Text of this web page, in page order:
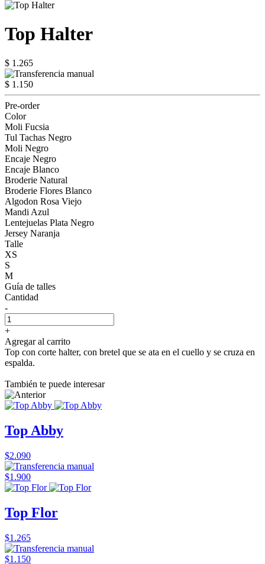
Top Halter
$ 1.265
$ 1.150
Pre-order
Color
Moli Fucsia
Tul Tachas Negro
Moli Negro
Encaje Negro
Encaje Blanco
Broderie Natural
Broderie Flores Blanco
Algodon Rosa Viejo
Mandi Azul
Lentejuelas Plata Negro
Jersey Naranja
Talle
XS
S
M
Guía de talles
Cantidad
-
+
Agregar al carrito
Top con corte halter, con bretel que se ata en el cuello y se cruza en
espalda.
También te puede interesar
Top Abby
$2.090
$1.900
Top Flor
$1.265
$1.150